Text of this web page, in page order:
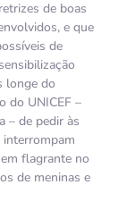
de boas
e que
de
longe do
do UNICEF –
– de pedir às
interrompam
flagrante no
de meninas e